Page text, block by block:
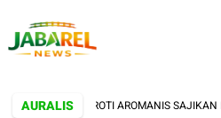
AURALIS
TOKO ROTI AROMANIS SAJIKAN ROTI